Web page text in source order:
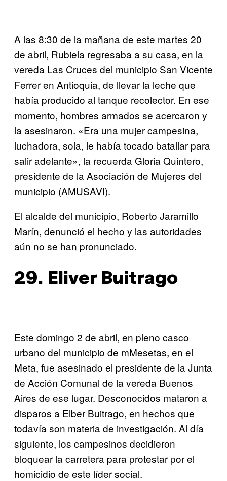
A las 8:30 de la mañana de este martes 20
de abril, Rubiela regresaba a su casa, en la
vereda Las Cruces del municipio San Vicente
Ferrer en Antioquia, de llevar la leche que
había producido al tanque recolector. En ese
momento, hombres armados se acercaron y
la asesinaron. «Era una mujer campesina,
luchadora, sola, le había tocado batallar para
salir adelante», la recuerda Gloria Quintero,
presidente de la Asociación de Mujeres del
municipio (AMUSAVI).
El alcalde del municipio, Roberto Jaramillo
Marín, denunció el hecho y las autoridades
aún no se han pronunciado.
29. Eliver Buitrago
Este domingo 2 de abril, en pleno casco
urbano del municipio de mMesetas, en el
Meta, fue asesinado el presidente de la Junta
de Acción Comunal de la vereda Buenos
Aires de ese lugar. Desconocidos mataron a
disparos a Elber Buitrago, en hechos que
todavía son materia de investigación. Al día
siguiente, los campesinos decidieron
bloquear la carretera para protestar por el
homicidio de este líder social.